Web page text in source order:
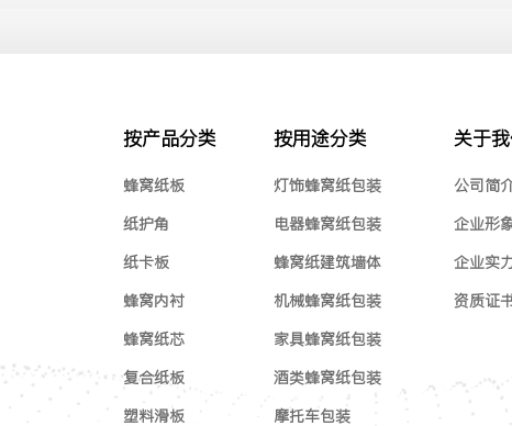
按产品分类
蜂窝纸板
纸护角
纸卡板
蜂窝内衬
蜂窝纸芯
复合纸板
塑料滑板
按用途分类
灯饰蜂窝纸包装
电器蜂窝纸包装
蜂窝纸建筑墙体
机械蜂窝纸包装
家具蜂窝纸包装
酒类蜂窝纸包装
摩托车包装
关于
公司简
企业形
企业实
资质证